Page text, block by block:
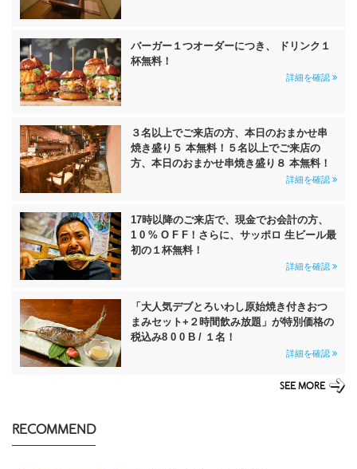
バーガー１つオーダーにつき、 ドリンク１
杯無料！
詳細を確認
３名以上でご来店の方、本日のおまかせ串
焼き盛り５ 本無料！５名以上でご来店の
方、本日のおまかせ串焼き盛り８ 本無料！
詳細を確認
17時以降のご来店で、現金でお会計の方、
1 0 % O F F！さらに、サッポロ 生ビール最
初の１杯無料！
詳細を確認
「大人気デブとろいわし原始焼き付きおつ
まみセット+２時間飲み放題」が特別価格の
税込み8 0 0 B / １名！
詳細を確認
SEE MORE
RECOMMEND